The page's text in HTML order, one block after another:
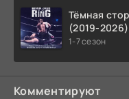
Тёмная
(2019-2026)
1-7 сезон
Комментируют